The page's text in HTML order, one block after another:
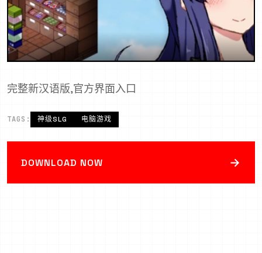
完整新汉语版,官方界面入口
TAGS: 神级SLG 电脑游戏
DOWNLOAD NOW →